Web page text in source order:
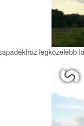
legközelebb